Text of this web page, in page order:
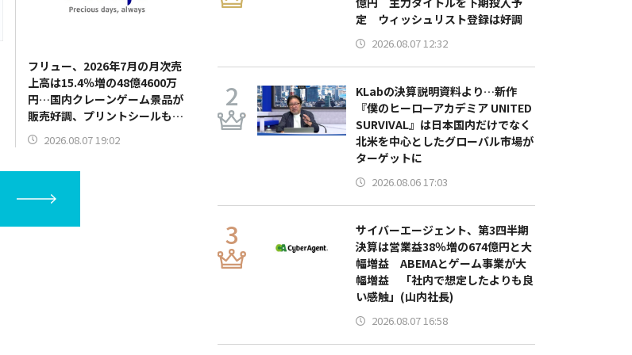
フリュー、2026年7月の月次売
上高は15.4％増の48億4600万
円…国内クレーンゲーム景品が
販売好調、プリントシールも新
機種発売で伸長
2026.08.07 19:02
定 ウィッシュリスト登録は好調
2026.08.07 12:32
KLabの決算説明資料より…新作
『僕のヒーローアカデミア UNITED
SURVIVAL』は日本国内だけでなく
北米を中心としたグローバル市場が
ターゲットに
2026.08.06 17:03
サイバーエージェント、第3四半期
決算は営業益38％増の674億円と大
幅増益 ABEMAとゲーム事業が大
幅増益 「社内で想定したよりも良
い感触」(山内社長)
2026.08.07 16:58